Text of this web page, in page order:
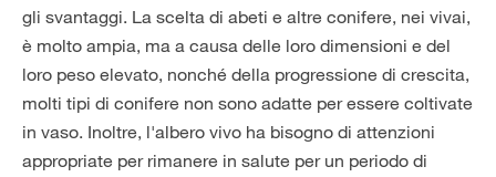
gli svantaggi. La scelta di abeti e altre conifere, nei vivai,
è molto ampia, ma a causa delle loro dimensioni e del
loro peso elevato, nonché della progressione di crescita,
molti tipi di conifere non sono adatte per essere coltivate
in vaso. Inoltre, l'albero vivo ha bisogno di attenzioni
appropriate per rimanere in salute per un periodo di